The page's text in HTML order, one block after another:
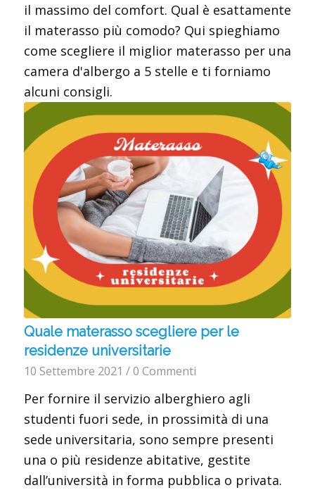
il massimo del comfort. Qual è esattamente
il materasso più comodo? Qui spieghiamo
come scegliere il miglior materasso per una
camera d'albergo a 5 stelle e ti forniamo
alcuni consigli.
Quale materasso scegliere per le
residenze universitarie
10 Settembre 2021 / 0 Commenti
Per fornire il servizio alberghiero agli
studenti fuori sede, in prossimità di una
sede universitaria, sono sempre presenti
una o più residenze abitative, gestite
dall’università in forma pubblica o privata.